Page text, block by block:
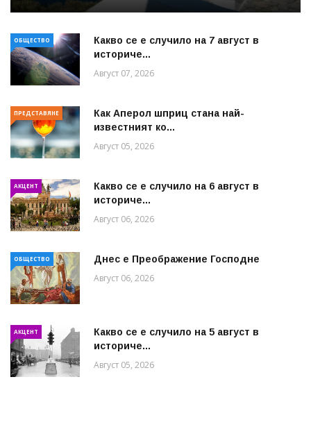
ОБЩЕСТВО
Какво се е случило на 7 август в
историче...
Август 07, 2026
ПРЕДСТАВЯНЕ
Как Аперол шприц стана най-
известният ко...
Август 05, 2026
АКЦЕНТ
Какво се е случило на 6 август в
историче...
Август 06, 2026
ОБЩЕСТВО Днес е Преображение Господне
Август 06, 2026
АКЦЕНТ
Какво се е случило на 5 август в
историче...
Август 05, 2026